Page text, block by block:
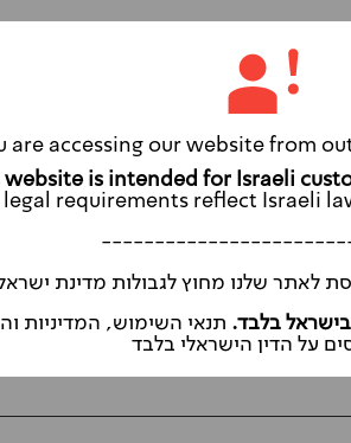
legal requirements reflect Israeli
לאתר שלנו מחוץ לגבולות מדינת
are accessing our website from
בלבד. תנאי השימוש, המדיניות
על הדין הישראלי בלבד